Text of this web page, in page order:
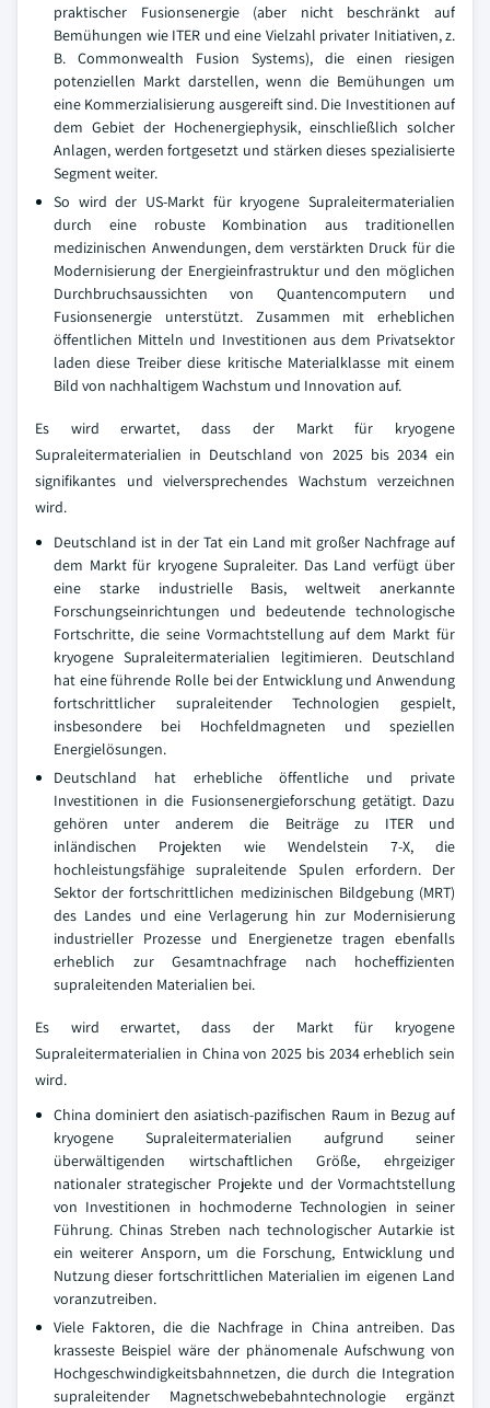
praktischer Fusionsenergie (aber nicht beschränkt auf
Bemühungen wie ITER und eine Vielzahl privater Initiativen, z.
B. Commonwealth Fusion Systems), die einen riesigen
potenziellen Markt darstellen, wenn die Bemühungen um
eine Kommerzialisierung ausgereift sind. Die Investitionen auf
dem Gebiet der Hochenergiephysik, einschließlich solcher
Anlagen, werden fortgesetzt und stärken dieses spezialisierte
Segment weiter.
So wird der US-Markt für kryogene Supraleitermaterialien
durch eine robuste Kombination aus traditionellen
medizinischen Anwendungen, dem verstärkten Druck für die
Modernisierung der Energieinfrastruktur und den möglichen
Durchbruchsaussichten von Quantencomputern und
Fusionsenergie unterstützt. Zusammen mit erheblichen
öffentlichen Mitteln und Investitionen aus dem Privatsektor
laden diese Treiber diese kritische Materialklasse mit einem
Bild von nachhaltigem Wachstum und Innovation auf.
Es wird erwartet, dass der Markt für kryogene
Supraleitermaterialien in Deutschland von 2025 bis 2034 ein
signifikantes und vielversprechendes Wachstum verzeichnen
wird.
Deutschland ist in der Tat ein Land mit großer Nachfrage auf
dem Markt für kryogene Supraleiter. Das Land verfügt über
eine starke industrielle Basis, weltweit anerkannte
Forschungseinrichtungen und bedeutende technologische
Fortschritte, die seine Vormachtstellung auf dem Markt für
kryogene Supraleitermaterialien legitimieren. Deutschland
hat eine führende Rolle bei der Entwicklung und Anwendung
fortschrittlicher supraleitender Technologien gespielt,
insbesondere bei Hochfeldmagneten und speziellen
Energielösungen.
Deutschland hat erhebliche öffentliche und private
Investitionen in die Fusionsenergieforschung getätigt. Dazu
gehören unter anderem die Beiträge zu ITER und
inländischen Projekten wie Wendelstein 7-X, die
hochleistungsfähige supraleitende Spulen erfordern. Der
Sektor der fortschrittlichen medizinischen Bildgebung (MRT)
des Landes und eine Verlagerung hin zur Modernisierung
industrieller Prozesse und Energienetze tragen ebenfalls
erheblich zur Gesamtnachfrage nach hocheffizienten
supraleitenden Materialien bei.
Es wird erwartet, dass der Markt für kryogene
Supraleitermaterialien in China von 2025 bis 2034 erheblich sein
wird.
China dominiert den asiatisch-pazifischen Raum in Bezug auf
kryogene Supraleitermaterialien aufgrund seiner
überwältigenden wirtschaftlichen Größe, ehrgeiziger
nationaler strategischer Projekte und der Vormachtstellung
von Investitionen in hochmoderne Technologien in seiner
Führung. Chinas Streben nach technologischer Autarkie ist
ein weiterer Ansporn, um die Forschung, Entwicklung und
Nutzung dieser fortschrittlichen Materialien im eigenen Land
voranzutreiben.
Viele Faktoren, die die Nachfrage in China antreiben. Das
krasseste Beispiel wäre der phänomenale Aufschwung von
Hochgeschwindigkeitsbahnnetzen, die durch die Integration
supraleitender Magnetschwebebahntechnologie ergänzt